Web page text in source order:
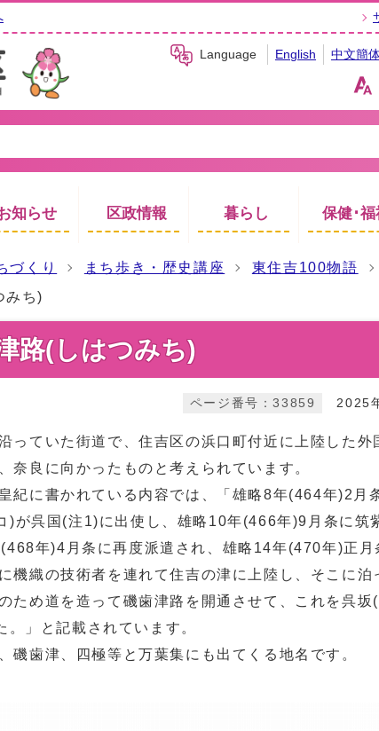
Language English 中文簡
知らせ 区政情報 暮らし 保健･福
づくり まち歩き・歴史講座 東住吉100物語
みち)
路(しはつみち)
2025
ページ番号：33859
っていた街道で、住吉区の浜口町付近に上陸した外
奈良に向かったものと考えられています。
紀に書かれている内容では、「雄略8年(464年)2月
)が呉国(注1)に出使し、雄略10年(466年)9月条に筑
年)4月条に再度派遣され、雄略14年(470年)正月
機織の技術者を連れて住吉の津に上陸し、そこに泊
ため道を造って磯歯津路を開通させて、これを呉坂
。」と記載されています。
磯歯津、四極等と万葉集にも出てくる地名です。